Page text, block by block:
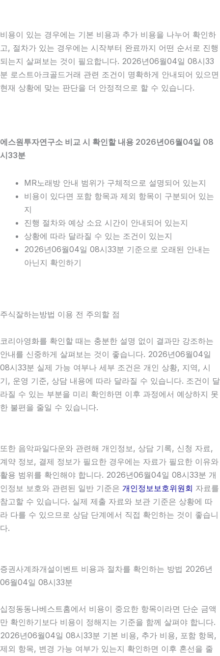
비용이 있는 경우에는 기본 비용과 추가 비용을 나누어 확인하
고, 절차가 있는 경우에는 시작부터 완료까지 어떤 순서로 진행
되는지 살펴보는 것이 필요합니다. 2026년06월04일 08시33
분 로스트아크골드거래 관련 조건이 명확하게 안내되어 있으면
현재 상황에 맞는 판단을 더 안정적으로 할 수 있습니다.
에스원투자연구소 비교 시 확인할 내용 2026년06월04일 08
시33분
MR노래방 안내 범위가 구체적으로 설명되어 있는지
비용이 있다면 포함 항목과 제외 항목이 구분되어 있는
지
진행 절차와 예상 소요 시간이 안내되어 있는지
상황에 따라 달라질 수 있는 조건이 있는지
2026년06월04일 08시33분 기준으로 오래된 안내는
아닌지 확인하기
주식잘하는방법 이용 전 주의할 점
코리아영화를 확인할 때는 충분한 설명 없이 결과만 강조하는
안내를 신중하게 살펴보는 것이 좋습니다. 2026년06월04일
08시33분 실제 가능 여부나 세부 조건은 개인 상황, 지역, 시
기, 운영 기준, 상담 내용에 따라 달라질 수 있습니다. 조건이 달
라질 수 있는 부분을 미리 확인하면 이후 과정에서 예상하지 못
한 불편을 줄일 수 있습니다.
또한 음악파일다운와 관련해 개인정보, 상담 기록, 신청 자료,
계약 정보, 결제 정보가 필요한 경우에는 자료가 필요한 이유와
활용 범위를 확인해야 합니다. 2026년06월04일 08시33분 개
인정보 보호와 관련된 일반 기준은 개인정보보호위원회 자료를
참고할 수 있습니다. 실제 제출 자료와 보관 기준은 상황에 따
라 다를 수 있으므로 상담 단계에서 직접 확인하는 것이 좋습니
다.
증권사계좌개설이벤트 비용과 절차를 확인하는 방법 2026년
06월04일 08시33분
십정동동나베스트홈에서 비용이 중요한 항목이라면 단순 금액
만 확인하기보다 비용이 정해지는 기준을 함께 살펴야 합니다.
2026년06월04일 08시33분 기본 비용, 추가 비용, 포함 항목,
제외 항목, 변경 가능 여부가 있는지 확인하면 이후 혼선을 줄